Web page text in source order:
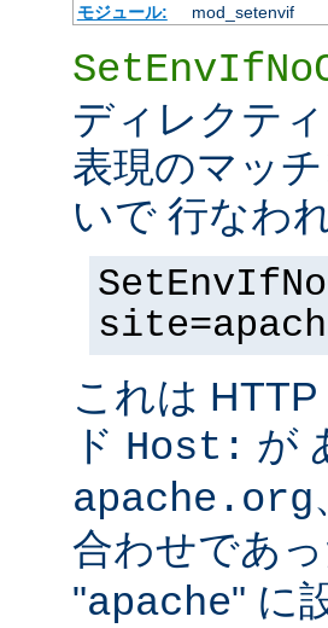
モジュール:
mod_setenvif
ディレクテ
表現のマッ
いで 行なわ
これは
ド Host: が
apache.org
合わせであ
"apache" に